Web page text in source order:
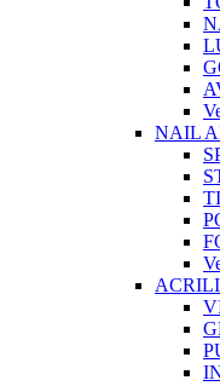
NAIL